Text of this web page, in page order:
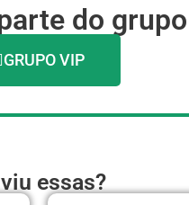
do
GRUPO VIP
essas?